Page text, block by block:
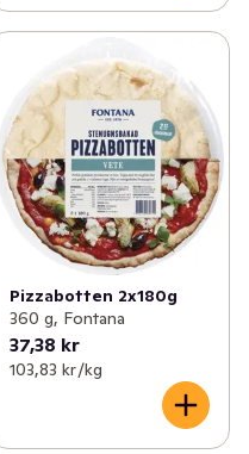
Pizzabotten 2x180g
360 g, Fontana
37,38 kr
103,83 kr /kg